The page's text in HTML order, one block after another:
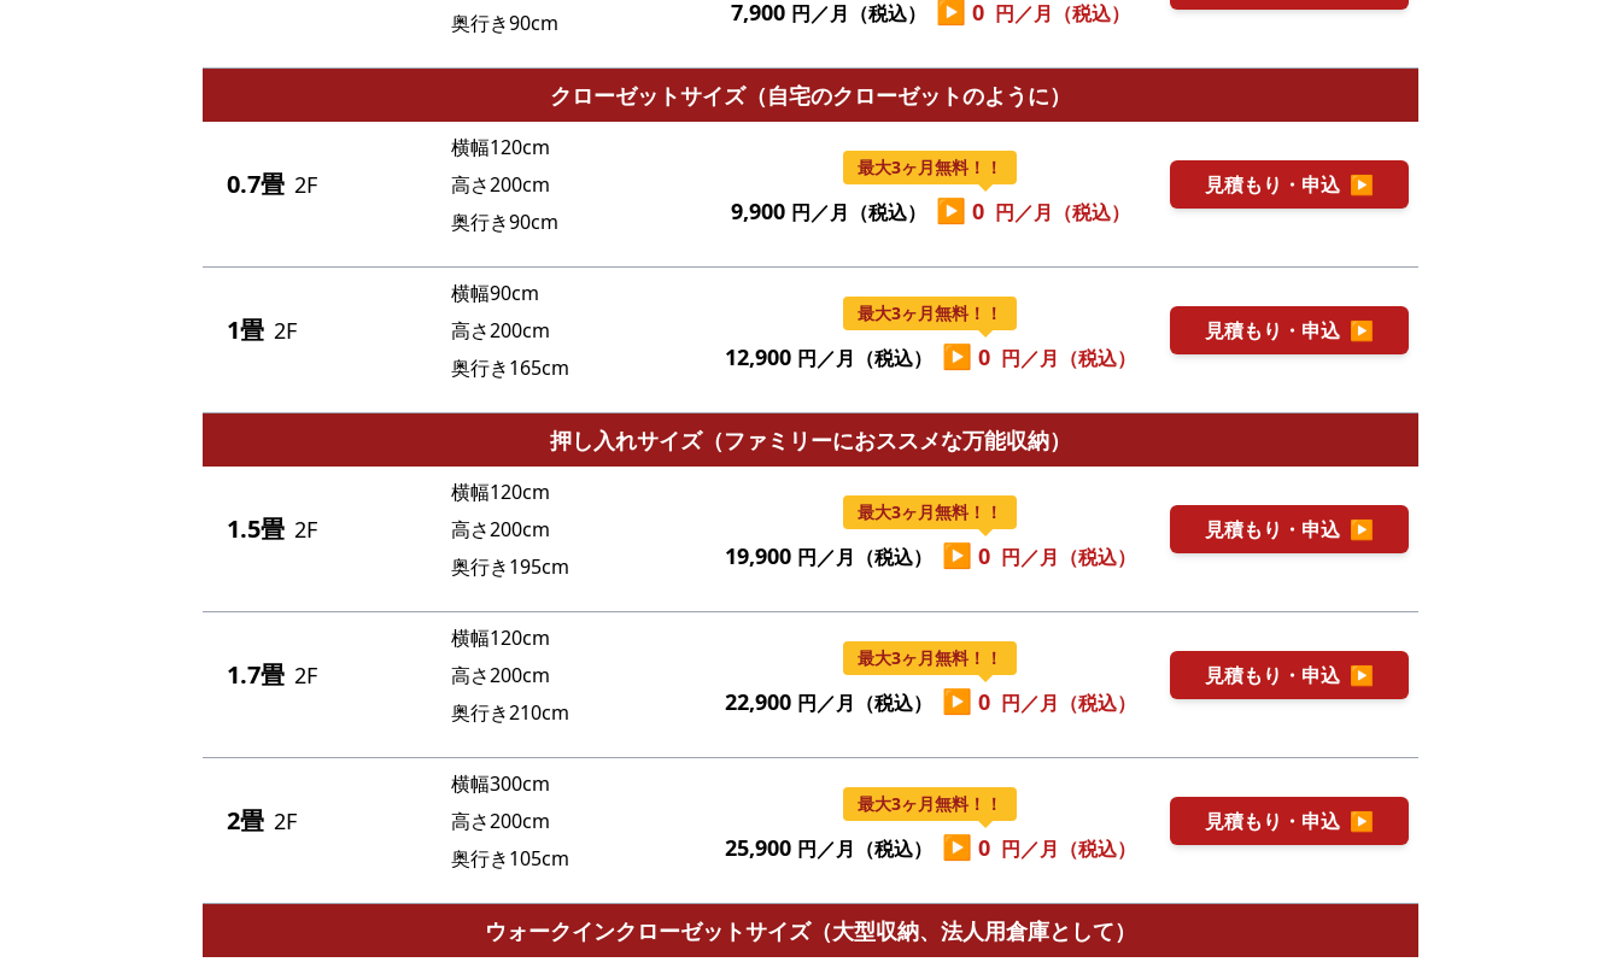
奥行き90cm
7,900 円／月（税込） ▶ 0 円／月（税込）
クローゼットサイズ（自宅のクローゼットのように）
0.7畳 2F
横幅120cm
高さ200cm
奥行き90cm
最大3ヶ月無料！！
9,900 円／月（税込） ▶ 0 円／月（税込）
見積もり・申込 ▶
1畳 2F
横幅90cm
高さ200cm
奥行き165cm
最大3ヶ月無料！！
12,900 円／月（税込） ▶ 0 円／月（税込）
見積もり・申込 ▶
押し入れサイズ（ファミリーにおススメな万能収納）
1.5畳 2F
横幅120cm
高さ200cm
奥行き195cm
最大3ヶ月無料！！
19,900 円／月（税込） ▶ 0 円／月（税込）
見積もり・申込 ▶
1.7畳 2F
横幅120cm
高さ200cm
奥行き210cm
最大3ヶ月無料！！
22,900 円／月（税込） ▶ 0 円／月（税込）
見積もり・申込 ▶
2畳 2F
横幅300cm
高さ200cm
奥行き105cm
最大3ヶ月無料！！
25,900 円／月（税込） ▶ 0 円／月（税込）
見積もり・申込 ▶
ウォークインクローゼットサイズ（大型収納、法人用倉庫として）